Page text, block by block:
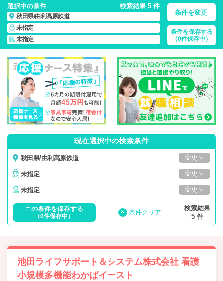
選択中の条件 検索結果 5 件
秋田県/由利高原鉄道
未指定
未指定
条件を変更
条件を保存する
（0件保存中）
秋田県/由利高原鉄道/正社員・パート・応援ナース・派遣の
看護師求人・派遣・転職・募集一覧
現在選択中の検索条件
秋田県/由利高原鉄道 変更＞
未指定 変更＞
未指定 変更＞
この条件を保存する
（0件保存中）
× 条件クリア
検索結果
5 件
池田ライフサポート＆システム株式会社 看護
小規模多機能わかばイースト